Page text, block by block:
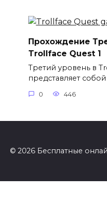
Прохождение
Trollface Quest 1
Третий уровень в
представляет собой
0 446
© 2026 Бесплатные